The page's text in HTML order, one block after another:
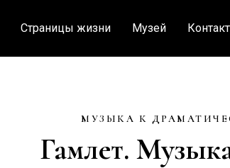
Страницы жизни Музей
МУЗЫКА К
Гамлет.